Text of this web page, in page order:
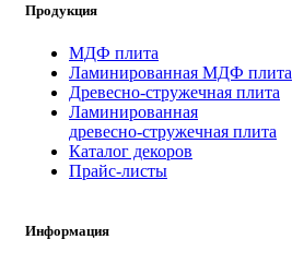
Продукция
МДФ плита
Ламинированная МДФ плита
Древесно-стружечная плита
Ламинированная
древесно-стружечная плита
Каталог декоров
Прайс-листы
Информация